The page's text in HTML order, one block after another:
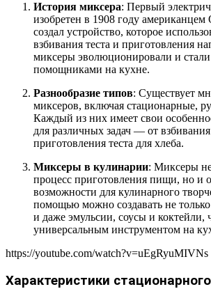
История миксера: Первый
изобретен в 1908 году
создал устройство, которое
взбивания теста и приготовления
миксеры эволюционировали и
помощниками на кухне.
Разнообразие типов: Существует
миксеров, включая стационарные,
Каждый из них имеет свои
для различных задач — от
приготовления теста для хлеба.
Миксеры в кулинарии: Миксеры
процесс приготовления пищи, но и
возможности для кулинарного
помощью можно создавать не
и даже эмульсии, соусы и коктейли,
универсальным инструментом на
https://youtube.com/watch?v=uEgRyuMIVNs
Характеристики